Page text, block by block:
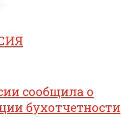
сообщила о
бухотчетности